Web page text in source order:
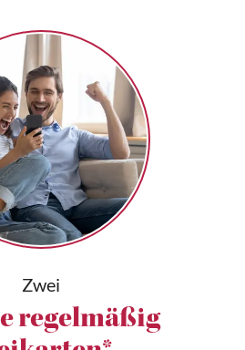
Zwei
regelmäßig